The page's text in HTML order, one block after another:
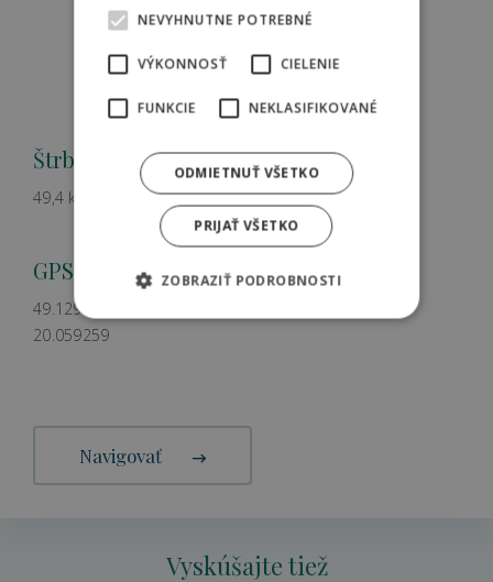
Štrbské pleso
49,4 km od Hilsonu
GPS:
49.129938
20.059259
Navigovať
Vyskúšajte tiež
NEVYHNUTNE POTREBNÉ
VÝKONNOSŤ CIELENIE
FUNKCIE NEKLASIFIKOVANÉ
PRIJAŤ VŠETKO
ODMIETNUŤ VŠETKO
ZOBRAZIŤ PODROBNOSTI